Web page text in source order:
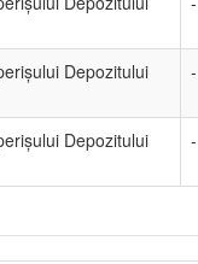
Depozitului
-
Depozitului
-